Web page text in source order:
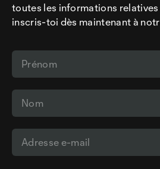
toutes les informations relatives
inscris-toi dès maintenant à